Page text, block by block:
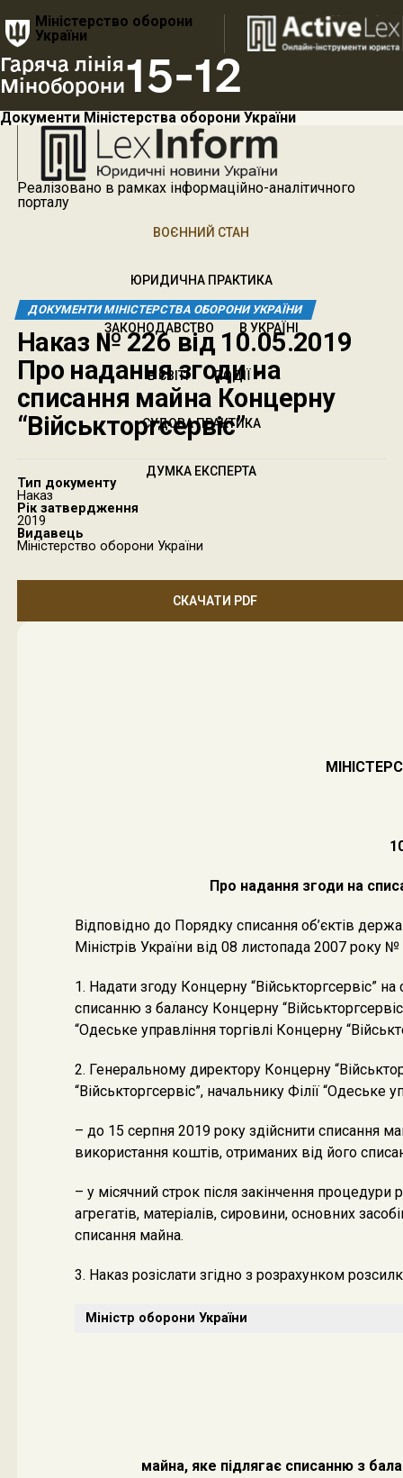
Міністерство оборони
України
Гаряча лінія
Міноборони15-12
Документи Міністерства оборони України
Реалізовано в рамках інформаційно-аналітичного
порталу
ВОЄННИЙ СТАН
ЮРИДИЧНА ПРАКТИКА
ЗАКОНОДАВСТВО В УКРАЇНІ
В СВІТІ ПОДІЇ
СУДОВА ПРАКТИКА
ДУМКА ЕКСПЕРТА
ДОКУМЕНТИ МІНІСТЕРСТВА ОБОРОНИ УКРАЇНИ
Наказ № 226 від 10.05.2019
Про надання згоди на
списання майна Концерну
“Військторгсервіс”
Тип документу
Наказ
Рік затвердження
2019
Видавець
Міністерство оборони України
СКАЧАТИ PDF
Про надання згоди на
Відповідно до Порядку списання об’єктів
Міністрів України від 08 листопада 2007 року
1. Надати згоду Концерну “Військторгсервіс”
списанню з балансу Концерну
“Одеське управління торгівлі Концерну
2. Генеральному директору Концерну
“Військторгсервіс”, начальнику Філії “Одеське
– до 15 серпня 2019 року здійснити списання
використання коштів, отриманих від його
– у місячний строк після закінчення
агрегатів, матеріалів, сировини, основних
списання майна.
3. Наказ розіслати згідно з розрахунком
Міністр оборони України
майна, яке підлягає списанню з